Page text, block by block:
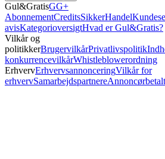
Gul&GratisGG+
AbonnementCreditsSikkerHandel
avisKategorioversigtHvad er Gul&Gratis?
Vilkår og
politikkerBrugervilkårPrivatlivspolitik
konkurrencevilkårWhistleblowerordning
ErhvervErhvervsannonceringVilkår for
erhvervSamarbejdspartnere